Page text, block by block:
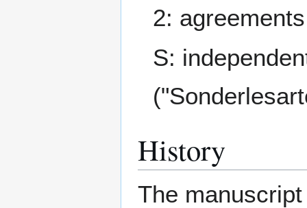
2:
S:
History
The